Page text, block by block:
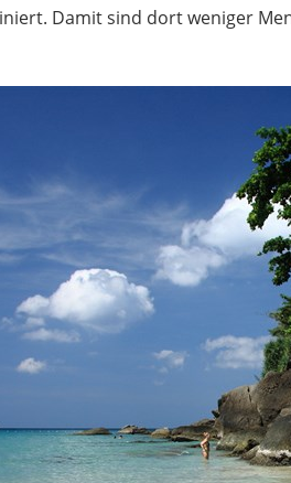
Damit sind dort weniger